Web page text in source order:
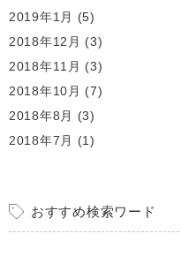
2019年1月
(5)
2018年12月 (3)
2018年11月 (3)
2018年10月 (7)
2018年8月
(3)
2018年7月
(1)
おすすめ検索ワード